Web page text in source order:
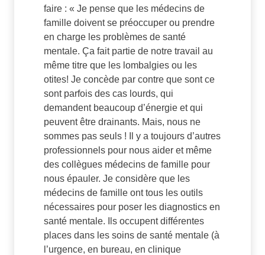
faire : « Je pense que les médecins de
famille doivent se préoccuper ou prendre
en charge les problèmes de santé
mentale. Ça fait partie de notre travail au
même titre que les lombalgies ou les
otites! Je concède par contre que sont ce
sont parfois des cas lourds, qui
demandent beaucoup d’énergie et qui
peuvent être drainants. Mais, nous ne
sommes pas seuls ! Il y a toujours d’autres
professionnels pour nous aider et même
des collègues médecins de famille pour
nous épauler. Je considère que les
médecins de famille ont tous les outils
nécessaires pour poser les diagnostics en
santé mentale. Ils occupent différentes
places dans les soins de santé mentale (à
l’urgence, en bureau, en clinique